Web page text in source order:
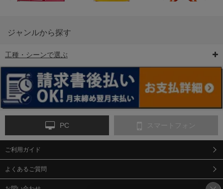
6-矢印板/LED矢印板
ンス
9-点字マット・タイ
ジャンルから探す
工種・シーンで選ぶ
PC スマートフォン
ご利用ガイド
よくあるご質問